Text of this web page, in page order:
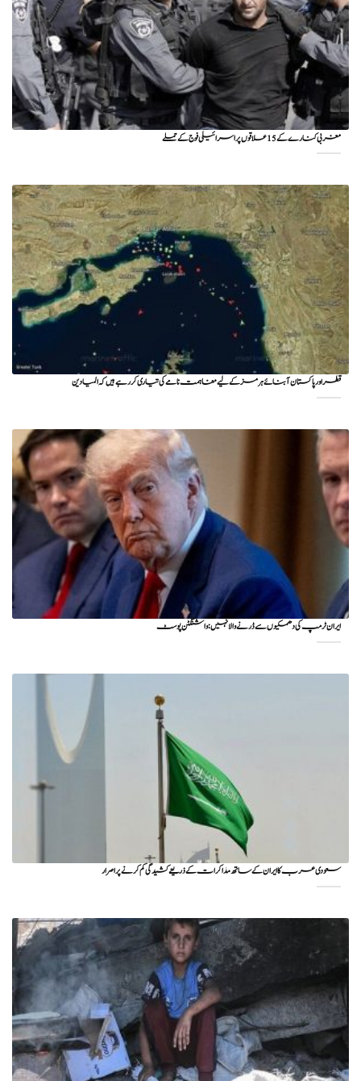
مغربی کنارے کے 15 علاقوں پر اسرائیلی فوج کے حملے
قطر اور پاکستان آبنائے ہرمز کے لیے مفاہمت نامے کی تیاری کر رہے ہیں کہ المیادین
ایران ٹرمپ کی دھمکیوں سے ڈرنے والا نہیں: واشنگٹن پوسٹ
سعودی عرب کا ایران کے ساتھ مذاکرات کے ذریعے کشیدگی کم کرنے پر اصرار